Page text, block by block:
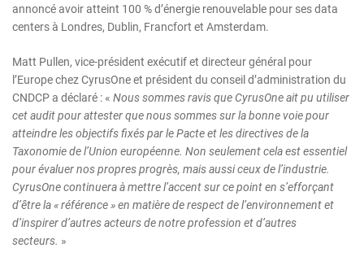
annoncé avoir atteint 100 % d’énergie renouvelable pour ses data
centers à Londres, Dublin, Francfort et Amsterdam.
Matt Pullen, vice-président exécutif et directeur général pour
l’Europe chez CyrusOne et président du conseil d’administration du
CNDCP a déclaré : « Nous sommes ravis que CyrusOne ait pu utiliser
cet audit pour attester que nous sommes sur la bonne voie pour
atteindre les objectifs fixés par le Pacte et les directives de la
Taxonomie de l’Union européenne. Non seulement cela est essentiel
pour évaluer nos propres progrès, mais aussi ceux de l’industrie.
CyrusOne continuera à mettre l’accent sur ce point en s’efforçant
d’être la « référence » en matière de respect de l’environnement et
d’inspirer d’autres acteurs de notre profession et d’autres
secteurs. »